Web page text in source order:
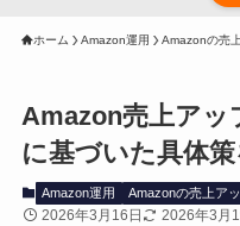
ホーム Amazon運用 Amazonの売
Amazon売上アッ
に基づいた具体
Amazon運用 Amazonの売上ア
2026年3月16日 2026年3月